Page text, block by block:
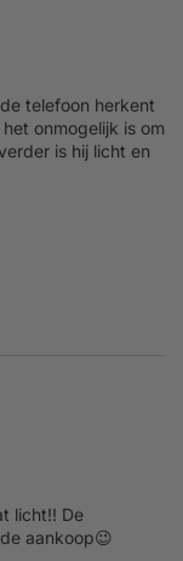
telefoon herkent
onmogelijk is om
is hij licht en
licht!! De
aankoop😉